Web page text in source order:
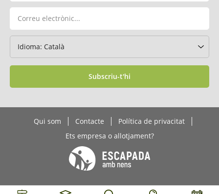
Subscriu-t'hi
Qui som Contacte
Política de privacitat
Ets empresa o allotjament?